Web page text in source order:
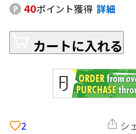
40ポイント獲得 詳細
カートに入れる
2
シ